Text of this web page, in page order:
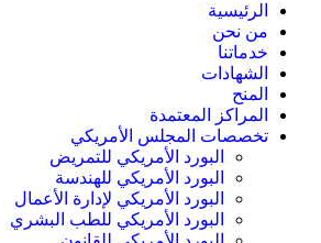
الرئيسية
من نحن
خدماتنا
الشهادات
المنح
المراكز المعتمدة
تخصصات المجلس الأمريكي
البورد الأمريكي للتمريض
البورد الأمريكي للهندسة
البورد الأمريكي لإدارة الأعمال
البورد الأمريكي للطب البشري